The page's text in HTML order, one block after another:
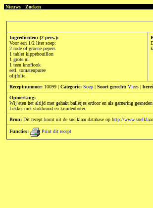
Nieuws Zoeken
Ingredienten: (2 pers.):
Voor een 1/2 liter soep:
2 rode of groene pepers
1 tablet kippebouillon
1 grote ui
1 teen knoflook
eetl. tomatenpuree
olijfolie
Receptnummer: 10099 | Categorie: Soep | Soort gerecht: Vlees |
Opmerking:
Wij eten het altijd met gehakt balletjes erdoor en als garnering
Lekker met stokbrood en kruidenboter.
Bron: Dit recept komt uit de snelklaar database op http://
Functies: Print dit recept